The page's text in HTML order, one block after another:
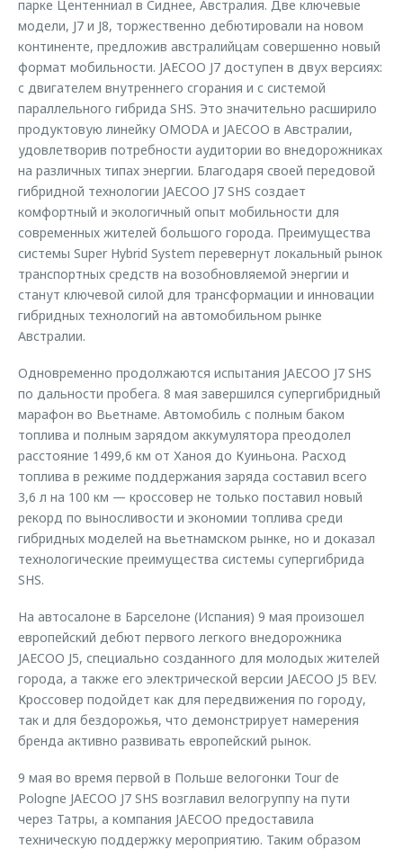
парке Центенниал в Сиднее, Австралия. Две ключевые
модели, J7 и J8, торжественно дебютировали на новом
континенте, предложив австралийцам совершенно новый
формат мобильности. JAECOO J7 доступен в двух версиях:
с двигателем внутреннего сгорания и c системой
параллельного гибрида SHS. Это значительно расширило
продуктовую линейку OMODA и JAECOO в Австралии,
удовлетворив потребности аудитории во внедорожниках
на различных типах энергии. Благодаря своей передовой
гибридной технологии JAECOO J7 SHS создает
комфортный и экологичный опыт мобильности для
современных жителей большого города. Преимущества
системы Super Hybrid System перевернут локальный рынок
транспортных средств на возобновляемой энергии и
станут ключевой силой для трансформации и инновации
гибридных технологий на автомобильном рынке
Австралии.
Одновременно продолжаются испытания JAECOO J7 SHS
по дальности пробега. 8 мая завершился супергибридный
марафон во Вьетнаме. Автомобиль с полным баком
топлива и полным зарядом аккумулятора преодолел
расстояние 1499,6 км от Ханоя до Куиньона. Расход
топлива в режиме поддержания заряда составил всего
3,6 л на 100 км — кроссовер не только поставил новый
рекорд по выносливости и экономии топлива среди
гибридных моделей на вьетнамском рынке, но и доказал
технологические преимущества системы супергибрида
SHS.
На автосалоне в Барселоне (Испания) 9 мая произошел
европейский дебют первого легкого внедорожника
JAECOO J5, специально созданного для молодых жителей
города, а также его электрической версии JAECOO J5 BEV.
Кроссовер подойдет как для передвижения по городу,
так и для бездорожья, что демонстрирует намерения
бренда активно развивать европейский рынок.
9 мая во время первой в Польше велогонки Tour de
Pologne JAECOO J7 SHS возглавил велогруппу на пути
через Татры, а компания JAECOO предоставила
техническую поддержку мероприятию. Таким образом